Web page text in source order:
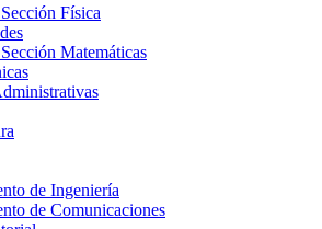
Física
Matemáticas
de Ingeniería
de Comunicaciones